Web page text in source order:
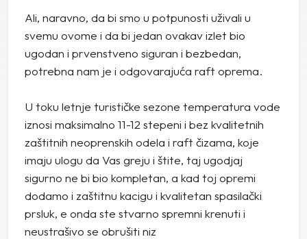
Ali, naravno, da bi smo u potpunosti uživali u
svemu ovome i da bi jedan ovakav izlet bio
ugodan i prvenstveno siguran i bezbedan,
potrebna nam je i odgovarajuća raft oprema.
U toku letnje turističke sezone temperatura vode
iznosi maksimalno 11-12 stepeni i bez kvalitetnih
zaštitnih neoprenskih odela i raft čizama, koje
imaju ulogu da Vas greju i štite, taj ugodjaj
sigurno ne bi bio kompletan, a kad toj opremi
dodamo i zaštitnu kacigu i kvalitetan spasilački
prsluk, e onda ste stvarno spremni krenuti i
neustrašivo se obrušiti niz